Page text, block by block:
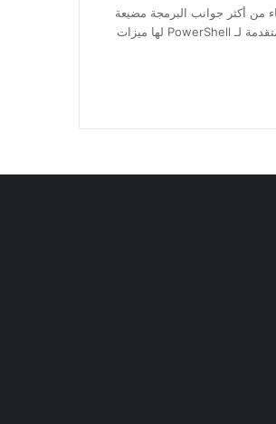
من أكثر جوانب البرمجة مضيعة
للوقت والمملة. الميزات المتقدمة لـ PowerShell لها ميزات